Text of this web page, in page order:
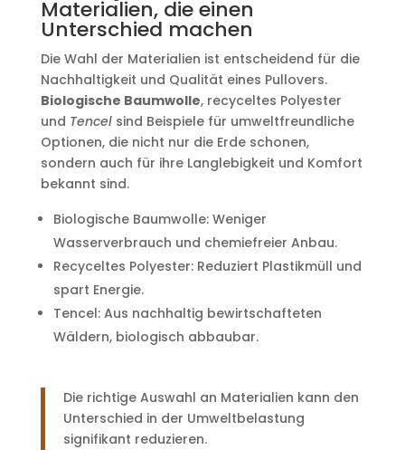
Materialien, die einen
Unterschied machen
Die Wahl der Materialien ist entscheidend für die
Nachhaltigkeit und Qualität eines Pullovers.
Biologische Baumwolle, recyceltes Polyester
und Tencelsind Beispiele für umweltfreundliche
Optionen, die nicht nur die Erde schonen,
sondern auch für ihre Langlebigkeit und Komfort
bekannt sind.
Biologische Baumwolle: Weniger
Wasserverbrauch und chemiefreier Anbau.
Recyceltes Polyester: Reduziert Plastikmüll und
spart Energie.
Tencel: Aus nachhaltig bewirtschafteten
Wäldern, biologisch abbaubar.
Die richtige Auswahl an Materialien kann den
Unterschied in der Umweltbelastung
signifikant reduzieren.